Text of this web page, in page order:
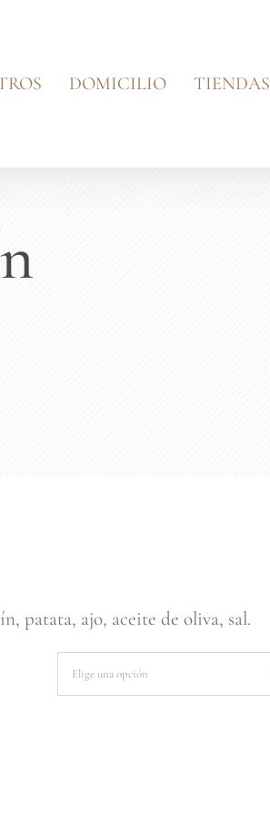
DOMICILIO TIENDAS
patata, ajo, aceite de oliva, sal.